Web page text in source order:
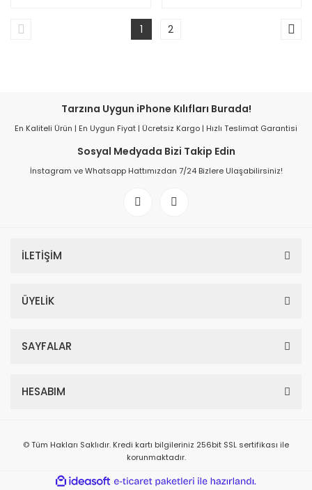
1 2
Tarzına Uygun iPhone Kılıfları Burada!
En Kaliteli Ürün | En Uygun Fiyat | Ücretsiz Kargo | Hızlı Teslimat Garantisi
Sosyal Medyada Bizi Takip Edin
İnstagram ve Whatsapp Hattımızdan 7/24 Bizlere Ulaşabilirsiniz!
İLETİŞİM
ÜYELİK
SAYFALAR
HESABIM
© Tüm Hakları Saklıdır. Kredi kartı bilgileriniz 256bit SSL sertifikası ile
korunmaktadır.
ideasoft
e-